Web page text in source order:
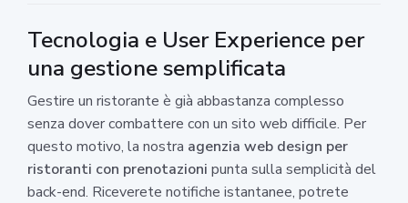
Tecnologia e User Experience per
una gestione semplificata
Gestire un ristorante è già abbastanza complesso
senza dover combattere con un sito web difficile. Per
questo motivo, la nostra agenzia web design per
ristoranti con prenotazioni punta sulla semplicità del
back-end. Riceverete notifiche istantanee, potrete